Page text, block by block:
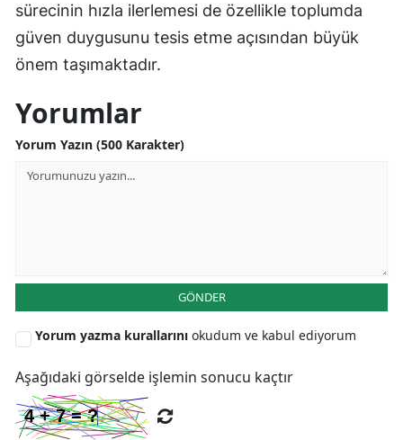
Niğde
Tekirdağ
sürecinin hızla ilerlemesi de özellikle toplumda
güven duygusunu tesis etme açısından büyük
önem taşımaktadır.
Yorumlar
Yorum Yazın (500 Karakter)
GÖNDER
Yorum yazma kurallarını okudum ve kabul ediyorum
Aşağıdaki görselde işlemin sonucu kaçtır